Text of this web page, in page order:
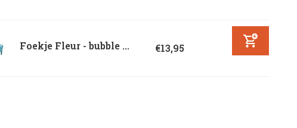
Foekje Fleur - bubble ... €13,95